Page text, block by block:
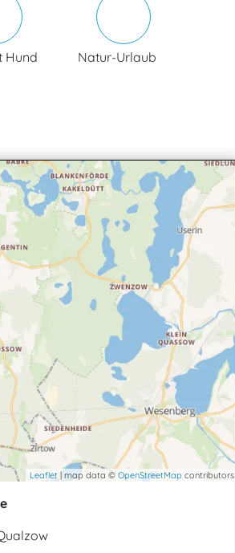
Hund Natur-Urlaub
Leaflet | map data © OpenStreetMap contributors